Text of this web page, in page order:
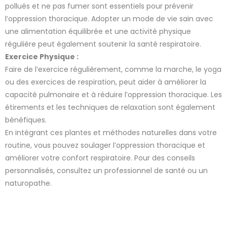
pollués et ne pas fumer sont essentiels pour prévenir
l’oppression thoracique. Adopter un mode de vie sain avec
une alimentation équilibrée et une activité physique
régulière peut également soutenir la santé respiratoire.
Exercice Physique :
Faire de l’exercice régulièrement, comme la marche, le yoga
ou des exercices de respiration, peut aider à améliorer la
capacité pulmonaire et à réduire l’oppression thoracique. Les
étirements et les techniques de relaxation sont également
bénéfiques.
En intégrant ces plantes et méthodes naturelles dans votre
routine, vous pouvez soulager l’oppression thoracique et
améliorer votre confort respiratoire. Pour des conseils
personnalisés, consultez un professionnel de santé ou un
naturopathe.